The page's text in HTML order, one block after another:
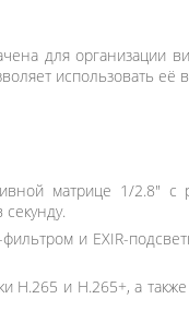
для
использовать её
матрице 1/2.8"
и EXIR-
и H.265+, а